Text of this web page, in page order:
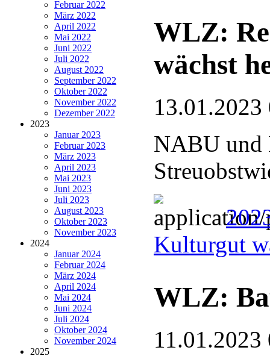
Februar 2022
März 2022
April 2022
Mai 2022
Juni 2022
Juli 2022
August 2022
September 2022
Oktober 2022
November 2022
Dezember 2022
2023
Januar 2023
Februar 2023
März 2023
April 2023
Mai 2023
Juni 2023
Juli 2023
August 2023
Oktober 2023
November 2023
2024
Januar 2024
Februar 2024
März 2024
April 2024
Mai 2024
Juni 2024
Juli 2024
Oktober 2024
November 2024
2025
WLZ:
wächst
13.01.2023
NABU und
Kulturgut
WLZ:
11.01.2023